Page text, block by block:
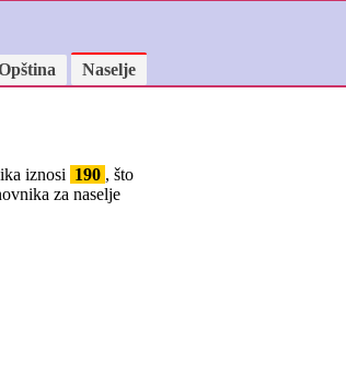
Naselje
iznosi 190 , što
za naselje